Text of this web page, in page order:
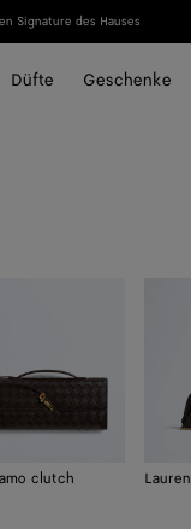
Signature des Hauses
Düfte Geschenke
clutch Lauren